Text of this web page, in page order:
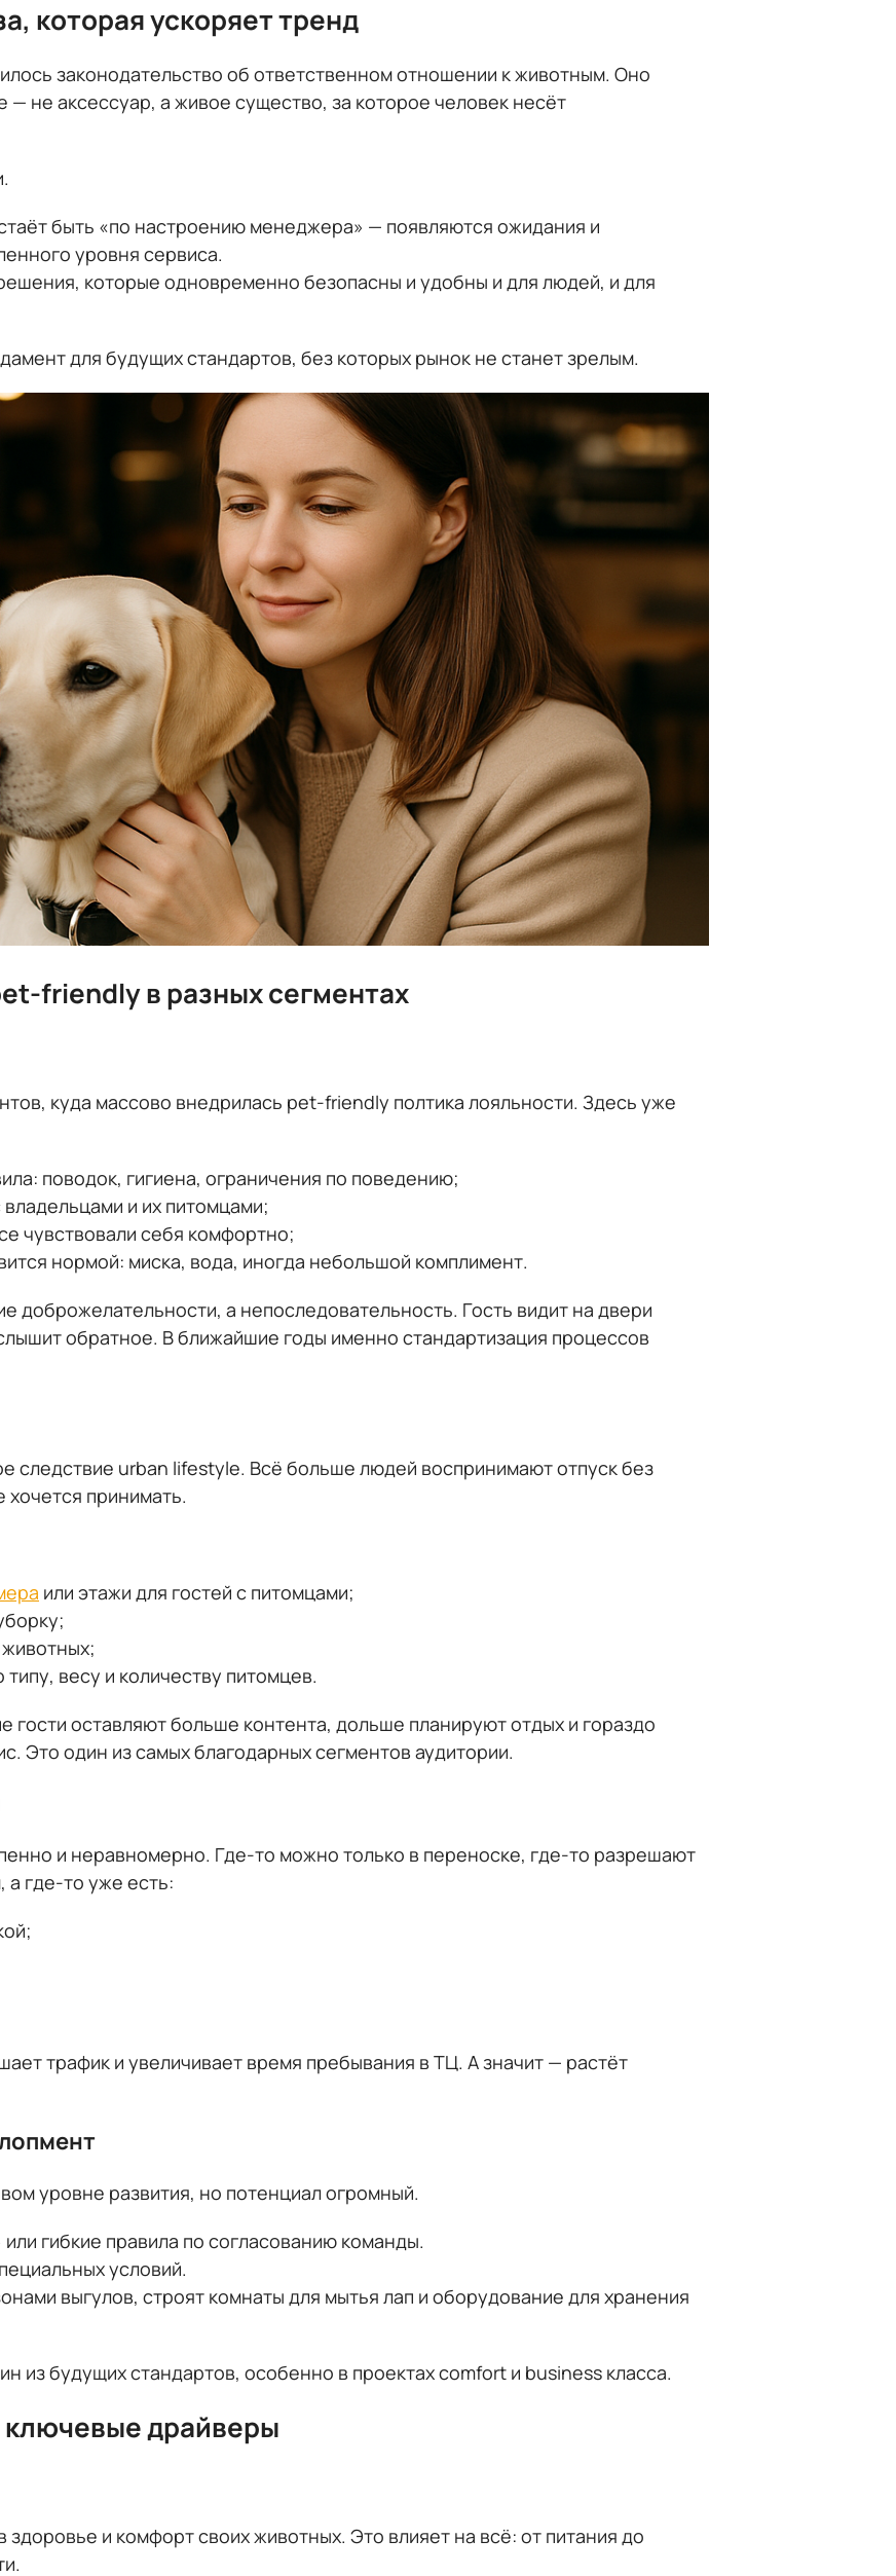
которая ускоряет тренд
законодательство об ответственном отношении к животным. Оно
— не аксессуар, а живое существо, за которое человек несёт
быть «по настроению менеджера» — появляются ожидания и
уровня сервиса.
которые одновременно безопасны и удобны и для людей, и для
для будущих стандартов, без которых рынок не станет зрелым.
friendly в разных сегментах
куда массово внедрилась pet-friendly полтика лояльности. Здесь уже
поводок, гигиена, ограничения по поведению;
и их питомцами;
чувствовали себя комфортно;
нормой: миска, вода, иногда небольшой комплимент.
доброжелательности, а непоследовательность. Гость видит на двери
обратное. В ближайшие годы именно стандартизация процессов
следствие urban lifestyle. Всё больше людей воспринимают отпуск без
принимать.
или этажи для гостей с питомцами;
весу и количеству питомцев.
гости оставляют больше контента, дольше планируют отдых и гораздо
Это один из самых благодарных сегментов аудитории.
и неравномерно. Где-то можно только в переноске, где-то разрешают
а где-то уже есть:
трафик и увеличивает время пребывания в ТЦ. А значит — растёт
уровне развития, но потенциал огромный.
гибкие правила по согласованию команды.
условий.
выгулов, строят комнаты для мытья лап и оборудование для хранения
из будущих стандартов, особенно в проектах comfort и business класса.
драйверы
и комфорт своих животных. Это влияет на всё: от питания до